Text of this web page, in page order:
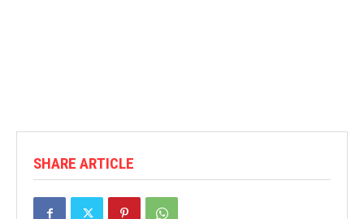
SHARE ARTICLE